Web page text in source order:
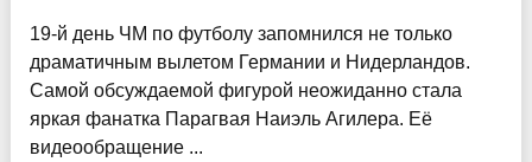
19-й день ЧМ по футболу запомнился не только
драматичным вылетом Германии и Нидерландов.
Самой обсуждаемой фигурой неожиданно стала
яркая фанатка Парагвая Наиэль Агилера. Её
видеообращение ...